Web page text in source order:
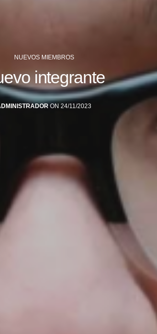
NUEVOS MIEMBROS
integrante
ON 24/11/2023